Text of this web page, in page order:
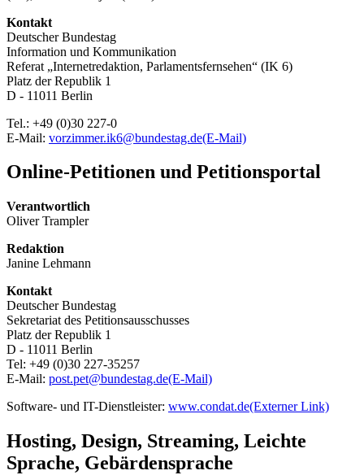
Kontakt
Deutscher Bundestag
Information und Kommunikation
Referat „Internetredaktion, Parlamentsfernsehen“ (IK 6)
Platz der Republik 1
D - 11011 Berlin
Tel.: +49 (0)30 227-0
E-Mail: vorzimmer.ik6@bundestag.de(E-Mail)
Online-Petitionen und Petitionsportal
Verantwortlich
Oliver Trampler
Redaktion
Janine Lehmann
Kontakt
Deutscher Bundestag
Sekretariat des Petitionsausschusses
Platz der Republik 1
D - 11011 Berlin
Tel: +49 (0)30 227-35257
E-Mail: post.pet@bundestag.de(E-Mail)
Software- und IT-Dienstleister: www.condat.de(Externer Link)
Hosting, Design, Streaming, Leichte
Sprache, Gebärdensprache